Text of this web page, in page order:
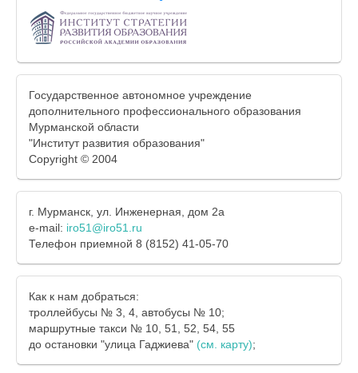
Государственное автономное учреждение
дополнительного профессионального образования
Мурманской области
"Институт развития образования"
Copyright © 2004
г. Мурманск, ул. Инженерная, дом 2а
e-mail: iro51@iro51.ru
Телефон приемной 8 (8152) 41-05-70
Как к нам добраться:
троллейбусы № 3, 4, автобусы № 10;
маршрутные такси № 10, 51, 52, 54, 55
до остановки "улица Гаджиева" (см. карту);